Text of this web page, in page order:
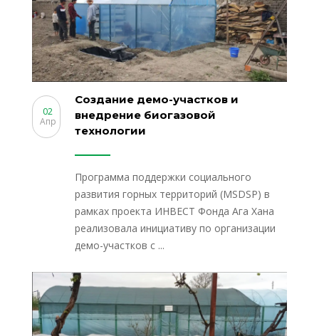
Создание демо-участков и
внедрение биогазовой
технологии
02
Апр
Программа поддержки социального
развития горных территорий (MSDSP) в
рамках проекта ИНВЕСТ Фонда Ага Хана
реализовала инициативу по организации
демо-участков с ...